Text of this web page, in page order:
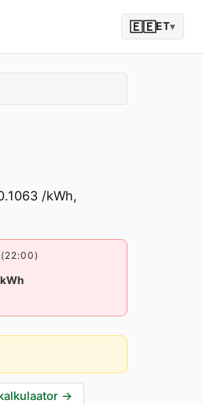
🇪🇪ET▾
/kWh,
→